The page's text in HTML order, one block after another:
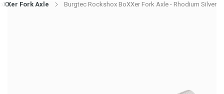
Fork Axle Burgtec Rockshox BoXXer Fork Axle - Rhodium Silver